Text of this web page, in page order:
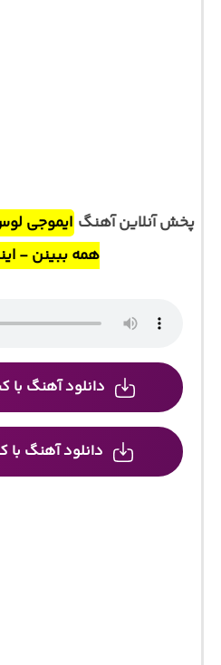
پخش آنلاین آهنگ ایموجی
همه ببینن -
دانلود آهنگ با
دانلود آهنگ با